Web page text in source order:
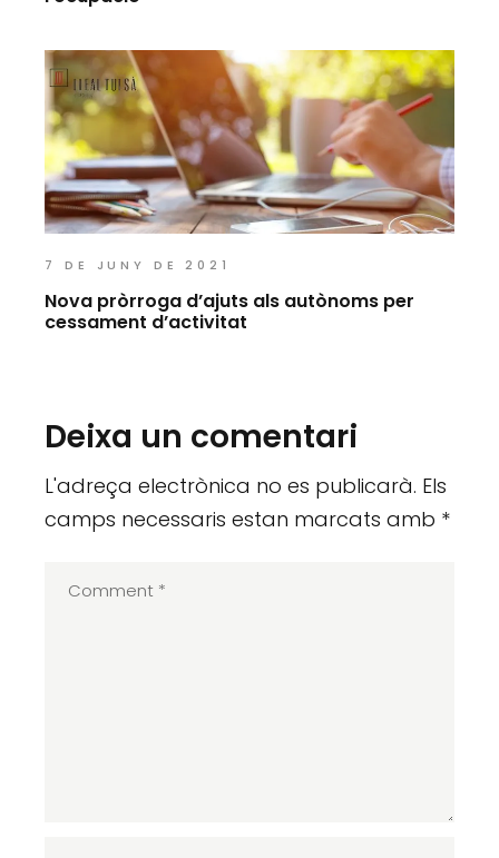
7 DE JUNY DE 2021
Nova pròrroga d’ajuts als autònoms per
cessament d’activitat
Deixa un comentari
L'adreça electrònica no es publicarà. Els
camps necessaris estan marcats amb *